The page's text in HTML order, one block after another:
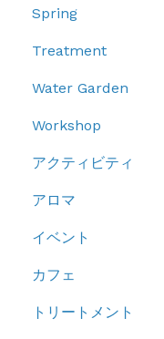
Spring
Treatment
Water Garden
Workshop
アクティビティ
アロマ
イベント
カフェ
トリートメント